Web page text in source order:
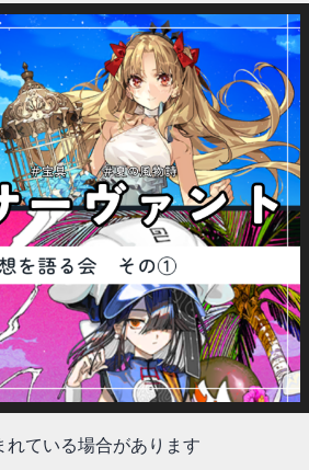
ている場合があります